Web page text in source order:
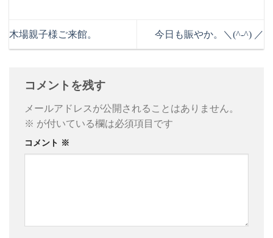
木場親子様ご来館。 今日も賑やか。＼(^-^) ／
コメントを残す
メールアドレスが公開されることはありません。
※ が付いている欄は必須項目です
コメント ※